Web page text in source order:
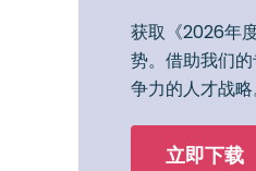
获取《2026年
势。借助我们
争力的人才战略
立即下载